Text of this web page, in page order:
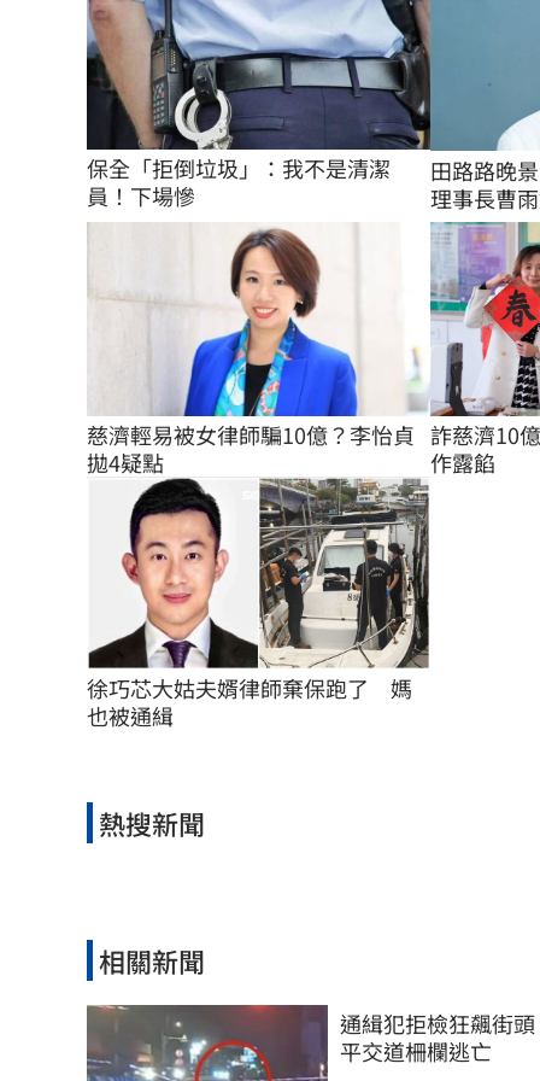
保全「拒倒垃圾」：我不是清潔
員！下場慘
田路路晚
理事長曹
慈濟輕易被女律師騙10億？李怡貞
拋4疑點
詐慈濟10
作露餡
徐巧芯大姑夫婿律師棄保跑了　媽
也被通緝
熱搜新聞
相關新聞
通緝犯拒檢狂飆街
平交道柵欄逃亡